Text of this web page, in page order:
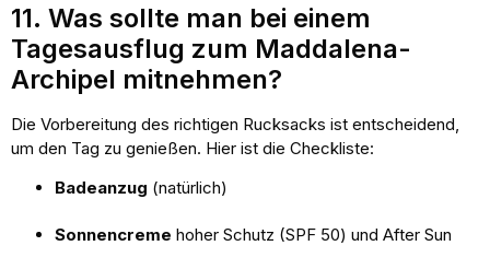
11. Was sollte man bei einem
Tagesausflug zum Maddalena-
Archipel mitnehmen?
Die Vorbereitung des richtigen Rucksacks ist entscheidend,
um den Tag zu genießen. Hier ist die Checkliste:
Badeanzug (natürlich)
Sonnencreme hoher Schutz (SPF 50) und After Sun